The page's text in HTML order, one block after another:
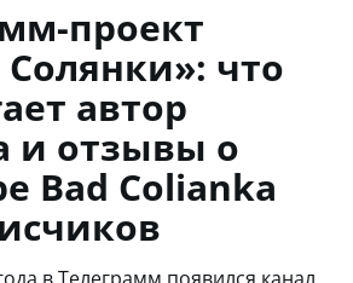
проект
что
автор
и отзывы о
Bad Colianka